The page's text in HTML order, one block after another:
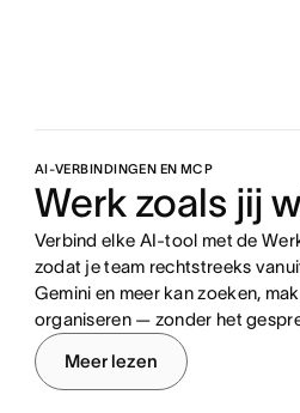
AI-VERBINDINGEN EN MCP
Werk zoals jij
Verbind elke AI-tool met de
zodat je team rechtstreeks
Gemini en meer kan zoeken,
organiseren — zonder het
Meer lezen